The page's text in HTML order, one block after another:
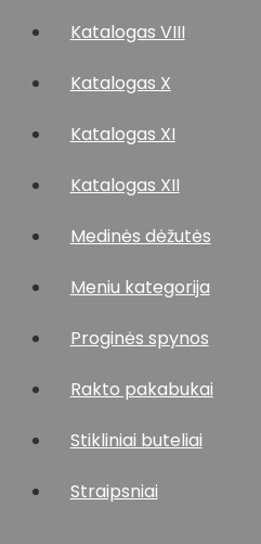
Katalogas VIII
Katalogas X
Katalogas XI
Katalogas XII
Medinės dėžutės
Meniu kategorija
Proginės spynos
Rakto pakabukai
Stikliniai buteliai
Straipsniai